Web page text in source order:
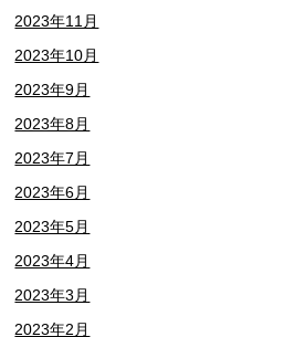
2023年11月
2023年10月
2023年9月
2023年8月
2023年7月
2023年6月
2023年5月
2023年4月
2023年3月
2023年2月